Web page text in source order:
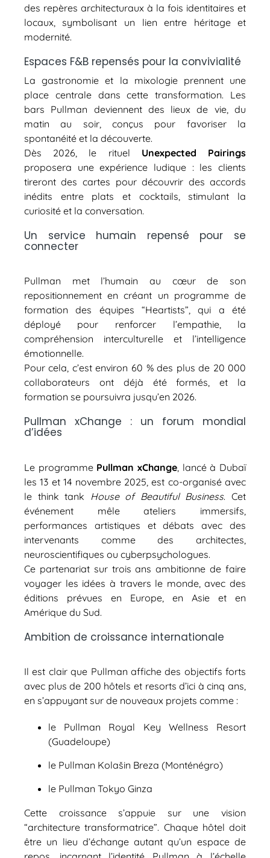
des repères architecturaux à la fois identitaires et
locaux, symbolisant un lien entre héritage et
modernité.
Espaces F&B repensés pour la convivialité
La gastronomie et la mixologie prennent une
place centrale dans cette transformation. Les
bars Pullman deviennent des lieux de vie, du
matin au soir, conçus pour favoriser la
spontanéité et la découverte.
Dès 2026, le rituel Unexpected Pairings
proposera une expérience ludique : les clients
tireront des cartes pour découvrir des accords
inédits entre plats et cocktails, stimulant la
curiosité et la conversation.
Un service humain repensé pour se
connecter
Pullman met l’humain au cœur de son
repositionnement en créant un programme de
formation des équipes “Heartists”, qui a été
déployé pour renforcer l’empathie, la
compréhension interculturelle et l’intelligence
émotionnelle.
Pour cela, c’est environ 60 % des plus de 20 000
collaborateurs ont déjà été formés, et la
formation se poursuivra jusqu’en 2026.
Pullman xChange : un forum mondial
d’idées
Le programme Pullman xChange , lancé à Dubaï
les 13 et 14 novembre 2025, est co-organisé avec
le think tank House of Beautiful Business. Cet
événement mêle ateliers immersifs,
performances artistiques et débats avec des
intervenants comme des architectes,
neuroscientifiques ou cyberpsychologues.
Ce partenariat sur trois ans ambitionne de faire
voyager les idées à travers le monde, avec des
éditions prévues en Europe, en Asie et en
Amérique du Sud.
Ambition de croissance internationale
Il est clair que Pullman affiche des objectifs forts
avec plus de 200 hôtels et resorts d’ici à cinq ans,
en s’appuyant sur de nouveaux projets comme :
le Pullman Royal Key Wellness Resort
(Guadeloupe)
le Pullman Kolašin Breza (Monténégro)
le Pullman Tokyo Ginza
Cette croissance s’appuie sur une vision
“architecture transformatrice”. Chaque hôtel doit
être un lieu d’échange autant qu’un espace de